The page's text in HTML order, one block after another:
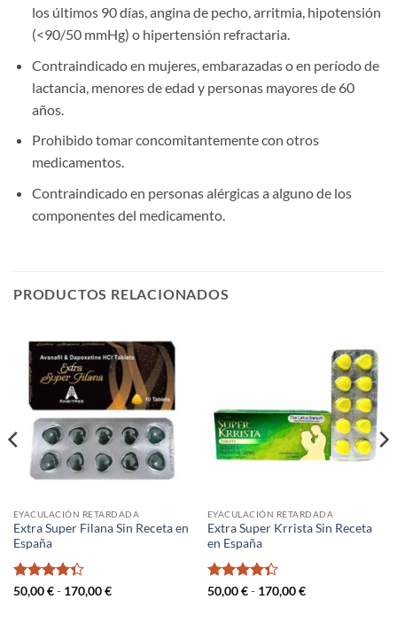
los últimos 90 días, angina de pecho, arritmia, hipotensión
(<90/50 mmHg) o hipertensión refractaria.
Contraindicado en mujeres, embarazadas o en período de
lactancia, menores de edad y personas mayores de 60
años.
Prohibido tomar concomitantemente con otros
medicamentos.
Contraindicado en personas alérgicas a alguno de los
componentes del medicamento.
PRODUCTOS RELACIONADOS
EYACULACIÓN RETARDADA
Extra Super Filana Sin Receta en
España
Valorado
50,00€ - 170,00€Rango
EYACULACIÓN RETARDADA
Extra Super Krrista Sin Receta
en España
Valorado
50,00€ - 170,00€Rango